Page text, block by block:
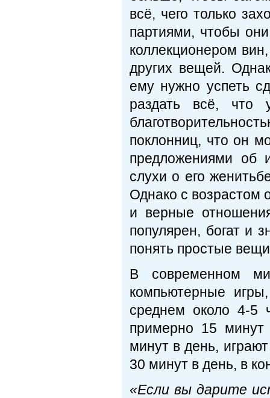
всё, чего только
партиями, чтобы
коллекционером
других вещей.
ему нужно успеть
раздать всё,
поклонниц, что он
предложениями об
слухи о его
Однако с возрастом
и верные
популярен, богат и
понять простые
В современном
компьютерные
среднем около 4-5
примерно 15
минут в день,
30 минут в день, в
«Если вы дарите